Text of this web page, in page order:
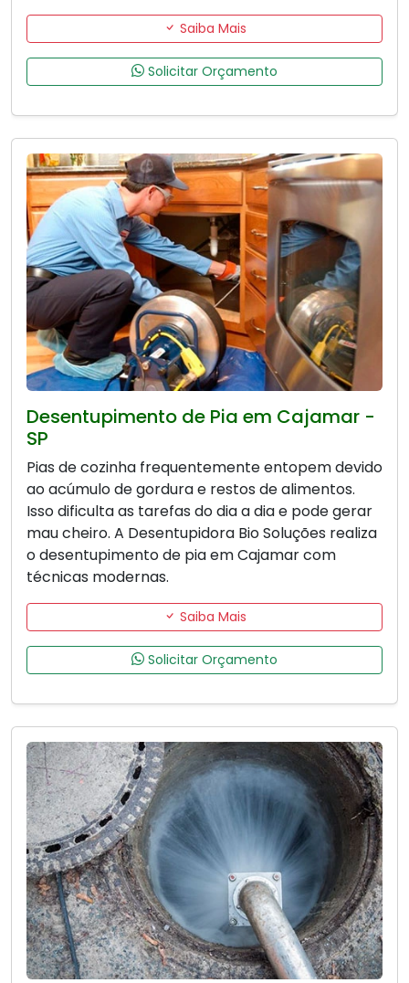
Saiba Mais
Solicitar Orçamento
Desentupimento de Pia em Cajamar -
SP
Pias de cozinha frequentemente entopem devido
ao acúmulo de gordura e restos de alimentos.
Isso dificulta as tarefas do dia a dia e pode gerar
mau cheiro. A Desentupidora Bio Soluções realiza
o desentupimento de pia em Cajamar com
técnicas modernas.
Saiba Mais
Solicitar Orçamento